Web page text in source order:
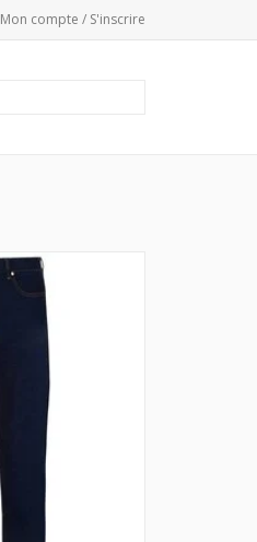
Mon compte / S'inscrire